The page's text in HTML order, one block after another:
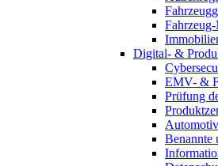
Digital- &
EMV- &
Prüfung
Benannte